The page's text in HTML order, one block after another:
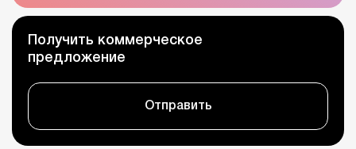
Получить коммерческое
предложение
Отправить